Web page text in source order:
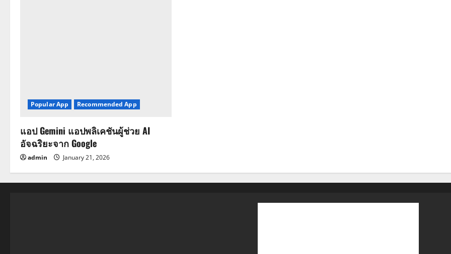
Popular App Recommended App
แอป Gemini แอปพลิเคชันผู้ช่วย AI
อัจฉริยะจาก Google
admin January 21, 2026